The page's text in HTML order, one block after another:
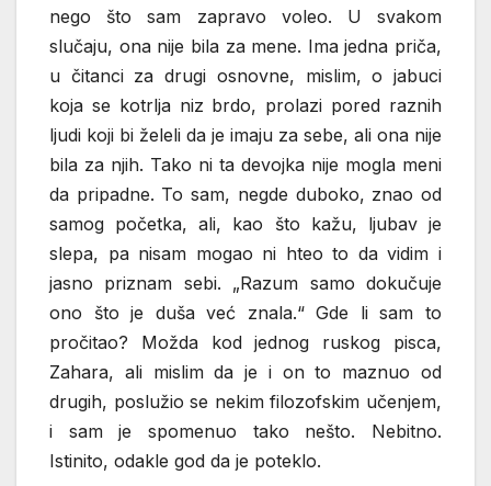
nego što sam zapravo voleo. U svakom
slučaju, ona nije bila za mene. Ima jedna priča,
u čitanci za drugi osnovne, mislim, o jabuci
koja se kotrlja niz brdo, prolazi pored raznih
ljudi koji bi želeli da je imaju za sebe, ali ona nije
bila za njih. Tako ni ta devojka nije mogla meni
da pripadne. To sam, negde duboko, znao od
samog početka, ali, kao što kažu, ljubav je
slepa, pa nisam mogao ni hteo to da vidim i
jasno priznam sebi. „Razum samo dokučuje
ono što je duša već znala.“ Gde li sam to
pročitao? Možda kod jednog ruskog pisca,
Zahara, ali mislim da je i on to maznuo od
drugih, poslužio se nekim filozofskim učenjem,
i sam je spomenuo tako nešto. Nebitno.
Istinito, odakle god da je poteklo.